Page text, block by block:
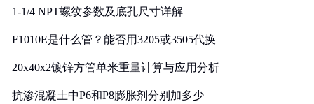
1-1/4 NPT螺纹参数及底孔尺寸详解
F1010E是什么管？能否用3205或3505代换
20x40x2镀锌方管单米重量计算与应用分析
抗渗混凝土中P6和P8膨胀剂分别加多少